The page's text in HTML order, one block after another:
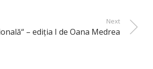
Next
– ediţia I de Oana Medrea